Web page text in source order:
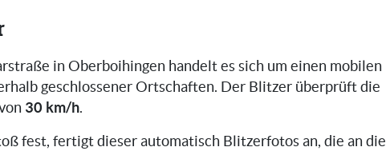
in Oberboihingen handelt es sich um einen mobilen
geschlossener Ortschaften. Der Blitzer überprüft die
30 km/h.
fest, fertigt dieser automatisch Blitzerfotos an, die an die